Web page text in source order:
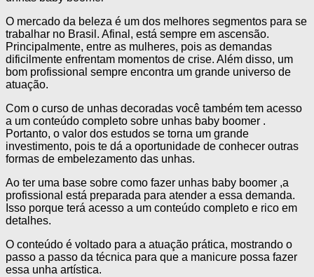
O mercado da beleza é um dos melhores segmentos para se
trabalhar no Brasil. Afinal, está sempre em ascensão.
Principalmente, entre as mulheres, pois as demandas
dificilmente enfrentam momentos de crise. Além disso, um
bom profissional sempre encontra um grande universo de
atuação.
Com o curso de unhas decoradas você também tem acesso
a um conteúdo completo sobre unhas baby boomer .
Portanto, o valor dos estudos se torna um grande
investimento, pois te dá a oportunidade de conhecer outras
formas de embelezamento das unhas.
Ao ter uma base sobre como fazer unhas baby boomer ,a
profissional está preparada para atender a essa demanda.
Isso porque terá acesso a um conteúdo completo e rico em
detalhes.
O conteúdo é voltado para a atuação prática, mostrando o
passo a passo da técnica para que a manicure possa fazer
essa unha artística.